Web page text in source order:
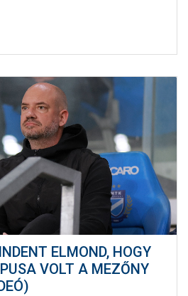
ELMOND, HOGY
VOLT A MEZŐNY